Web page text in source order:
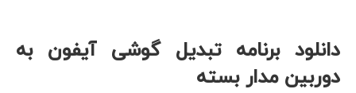
دانلود برنامه تبدیل گوشی آیفون به
دوربین مدار بسته